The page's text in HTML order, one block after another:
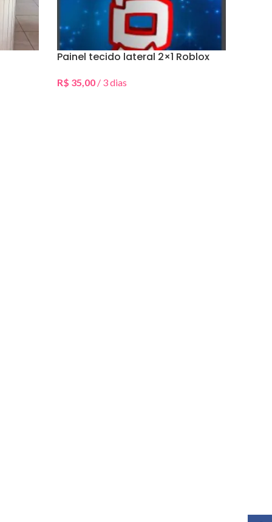
Painel tecido lateral 2×1 Roblox
R$ 35,00 / 3 dias